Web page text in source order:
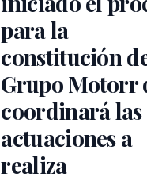
para la
constitución
Grupo Motorr
coordinará las
actuaciones a
realiza